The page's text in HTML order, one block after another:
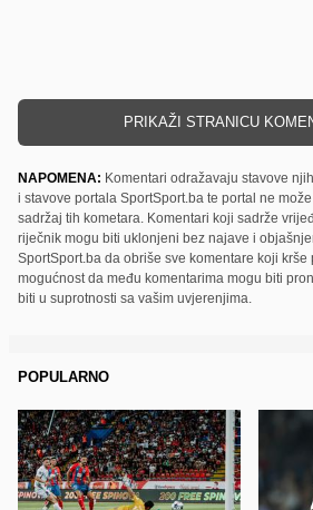
PRIKAŽI STRANICU
NAPOMENA: Komentari odražavaju stavove
i stavove portala SportSport.ba te portal ne
sadržaj tih kometara. Komentari koji sadrže
riječnik mogu biti uklonjeni bez najave i
SportSport.ba da obriše sve komentare koji
mogućnost da među komentarima mogu biti
biti u suprotnosti sa vašim uvjerenjima.
POPULARNO